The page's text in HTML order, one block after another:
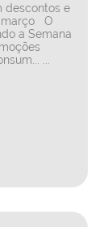
descontos e
março O
a Semana
...